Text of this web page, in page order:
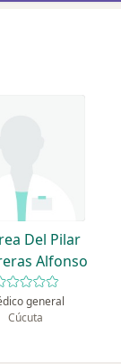
Del Pilar
Alfonso
general
Cúcuta